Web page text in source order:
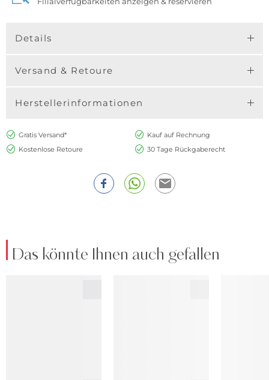
Details
Versand & Retoure
Herstellerinformationen
Gratis Versand*
Kauf auf Rechnung
Kostenlose Retoure
30 Tage Rückgaberecht
Das könnte Ihnen auch gefallen